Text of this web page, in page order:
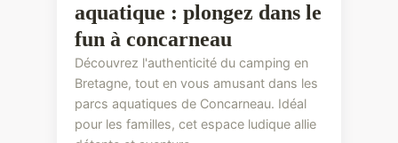
aquatique : plongez dans le
fun à concarneau
Découvrez l'authenticité du camping en
Bretagne, tout en vous amusant dans les
parcs aquatiques de Concarneau. Idéal
pour les familles, cet espace ludique allie